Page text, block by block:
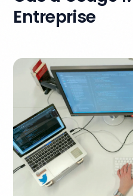
Entreprise